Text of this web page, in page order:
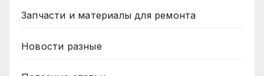
Запчасти и материалы для ремонта
Новости разные